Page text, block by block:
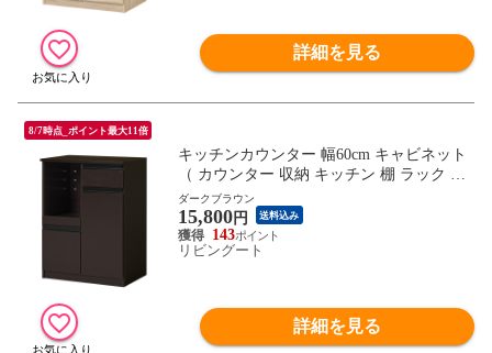
詳細を見る
8/7時点_ポイント最大11倍
キッチンカウンター 幅60cm キャビネット
（ カウンター 収納 キッチン 棚 ラック 家
電収納 コンパクト 省スペース コンセント
付 引き出し 可動棚 ダークブラウン ナチュ
ラル ホワイト ） 【ダークブラウン】
ダークブラウン
15,800円 送料込み
143
リビングート
詳細を見る